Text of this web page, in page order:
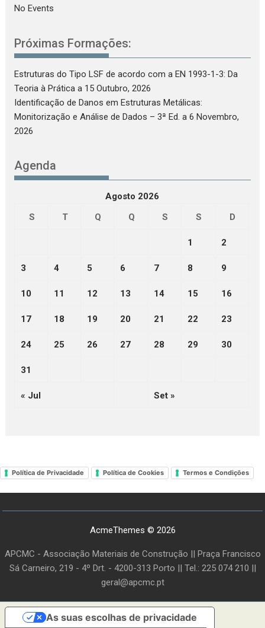
No Events
Próximas Formações:
Estruturas do Tipo LSF de acordo com a EN 1993-1-3: Da
Teoria à Prática a 15 Outubro, 2026
Identificação de Danos em Estruturas Metálicas:
Monitorização e Análise de Dados – 3ª Ed. a 6 Novembro,
2026
Agenda
Agosto 2026
S
T Q Q S S D
1 2
3 4 5 6 7 8 9
10 11 12 13 14 15 16
17 18 19 20 21 22 23
24 25 26 27 28 29 30
31
« Jul Set »
Política de Privacidade Política de Cookies Termos e Condições
AcmeThemes © 2026
APCMC - Associação Materiais de Construção || Praça Francisco
Sá Carneiro, 219 - 4º Drt. - 4200-313 Porto || Tel.: 225 074 210 ||
geral@apcmc.pt
As suas escolhas de privacidade